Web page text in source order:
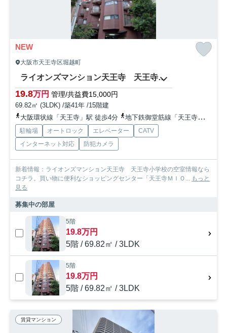
NEW
大阪市天王寺区堀越町
ライオンズマンション天王寺 天王寺小学校
19.8万円 管理/共益費15,000円
69.82㎡ (3LDK) /築41年 /15階建
大阪環状線「天王寺」駅 徒歩4分
地下鉄御堂筋線「天王寺」駅 徒歩5分
駐輪場 オートロック エレベーター
CATV
インターネット対応
防犯カメラ
新着情報：ライオンズマンション天王寺 天王寺小学校の空室情報なら
コチラ。買い物に便利なショッピングセンター「天王寺ＭＩＯ...
もっと
見る
募集中の部屋
5階
19.8万円
5階 / 69.82㎡ / 3LDK
5階
19.8万円
5階 / 69.82㎡ / 3LDK
賃貸マンション